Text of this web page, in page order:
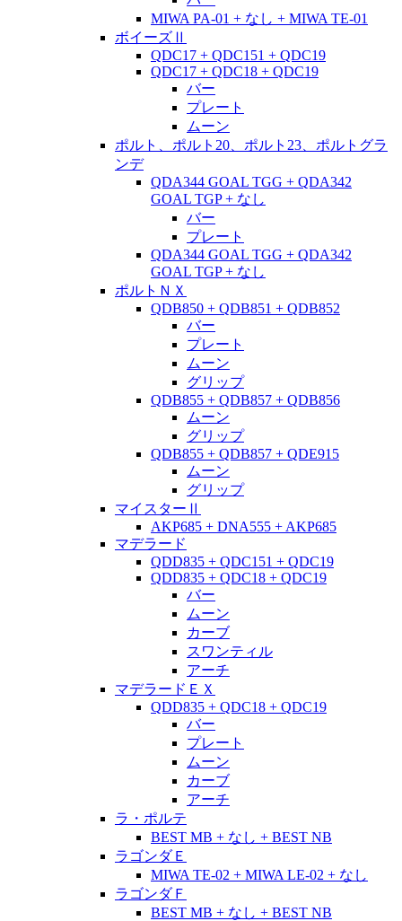
MIWA PA-01 + なし + MIWA TE-01
ボイーズⅡ
QDC17 + QDC151 + QDC19
QDC17 + QDC18 + QDC19
バー
プレート
ムーン
ポルト、ポルト20、ポルト23、ポルトグラ
ンデ
QDA344 GOAL TGG + QDA342
GOAL TGP + なし
バー
プレート
QDA344 GOAL TGG + QDA342
GOAL TGP + なし
ポルトＮＸ
QDB850 + QDB851 + QDB852
バー
プレート
ムーン
グリップ
QDB855 + QDB857 + QDB856
ムーン
グリップ
QDB855 + QDB857 + QDE915
ムーン
グリップ
マイスターⅡ
AKP685 + DNA555 + AKP685
マデラード
QDD835 + QDC151 + QDC19
QDD835 + QDC18 + QDC19
バー
ムーン
カーブ
スワンティル
アーチ
マデラードＥＸ
QDD835 + QDC18 + QDC19
バー
プレート
ムーン
カーブ
アーチ
ラ・ポルテ
BEST MB + なし + BEST NB
ラゴンダＥ
MIWA TE-02 + MIWA LE-02 + なし
ラゴンダＦ
BEST MB + なし + BEST NB